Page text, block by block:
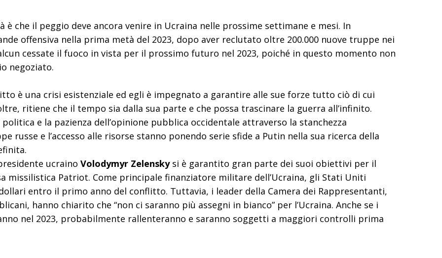
che il peggio deve ancora venire in Ucraina nelle prossime settimane e mesi. In
offensiva nella prima metà del 2023, dopo aver reclutato oltre 200.000 nuove truppe nei
cessate il fuoco in vista per il prossimo futuro nel 2023, poiché in questo momento non
negoziato.
è una crisi esistenziale ed egli è impegnato a garantire alle sue forze tutto ciò di cui
ritiene che il tempo sia dalla sua parte e che possa trascinare la guerra all’infinito.
e la pazienza dell’opinione pubblica occidentale attraverso la stanchezza
russe e l’accesso alle risorse stanno ponendo serie sfide a Putin nella sua ricerca della
ucraino Volodymyr Zelenskysi è garantito gran parte dei suoi obiettivi per il
missilistica Patriot. Come principale finanziatore militare dell’Ucraina, gli Stati Uniti
entro il primo anno del conflitto. Tuttavia, i leader della Camera dei Rappresentanti,
hanno chiarito che “non ci saranno più assegni in bianco” per l’Ucraina. Anche se i
nel 2023, probabilmente rallenteranno e saranno soggetti a maggiori controlli prima